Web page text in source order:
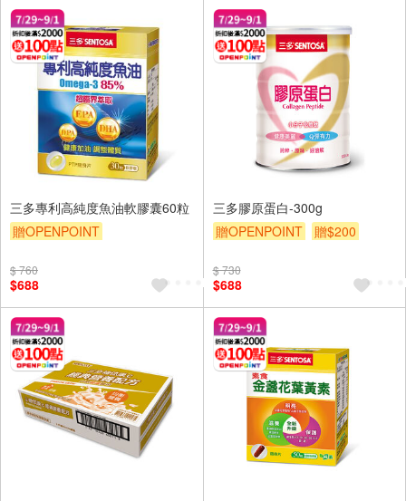
三多專利高純度魚油軟膠囊60粒
贈OPENPOINT
$ 760
$688
三多膠原蛋白-300g
贈OPENPOINT
贈$200
$ 730
$688